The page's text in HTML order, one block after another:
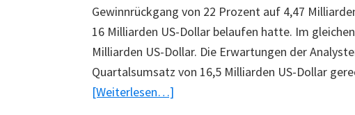
Gewinnrückgang von 22 Prozent auf 4,47
16 Milliarden US-Dollar belaufen hatte. Im
Milliarden US-Dollar. Die Erwartungen der
Quartalsumsatz von 16,5 Milliarden US-Dollar
[Weiterlesen…]